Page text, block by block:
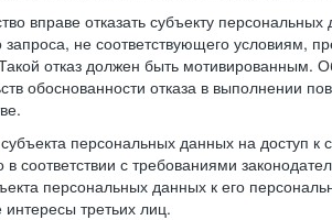
вправе отказать субъекту
запроса, не соответствующего условиям,
отказ должен быть мотивированным.
обоснованности отказа в выполнении
персональных данных на доступ
в соответствии с требованиями
персональных данных к его
интересы третьих лиц.